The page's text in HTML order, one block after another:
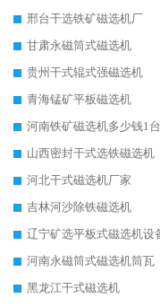
邢台干选铁矿磁选机厂
甘肃永磁筒式磁选机
贵州干式辊式强磁选机
青海锰矿平板磁选机
河南铁矿磁选机多少钱1台
山西密封干式选铁磁选机
河北干式磁选机厂家
吉林河沙除铁磁选机
辽宁矿选平板式磁选机设
河南永磁筒式磁选机筒瓦
黑龙江干式磁选机